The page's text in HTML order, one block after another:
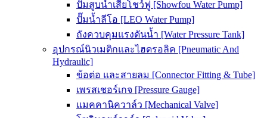
ปั๊มสูบน้ำเสียโชว์ฟู [Showfou Water Pump]
ปั๊มน้ำลีโอ [LEO Water Pump]
ถังควบคุมแรงดันน้ำ [Water Pressure Tank]
อุปกรณ์นิวเมติกและไฮดรอลิค [Pneumatic And
Hydraulic]
ข้อต่อ และสายลม [Connector Fitting & Tube]
เพรสเชอร์เกจ [Pressure Gauge]
แมคคานิควาล์ว [Mechanical Valve]